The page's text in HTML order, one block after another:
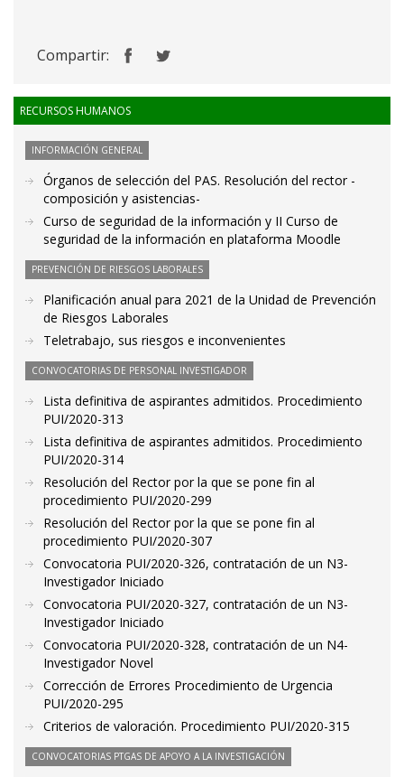
Compartir:
RECURSOS HUMANOS
INFORMACIÓN GENERAL
Órganos de selección del PAS. Resolución del rector -
composición y asistencias-
Curso de seguridad de la información y II Curso de
seguridad de la información en plataforma Moodle
PREVENCIÓN DE RIESGOS LABORALES
Planificación anual para 2021 de la Unidad de Prevención
de Riesgos Laborales
Teletrabajo, sus riesgos e inconvenientes
CONVOCATORIAS DE PERSONAL INVESTIGADOR
Lista definitiva de aspirantes admitidos. Procedimiento
PUI/2020-313
Lista definitiva de aspirantes admitidos. Procedimiento
PUI/2020-314
Resolución del Rector por la que se pone fin al
procedimiento PUI/2020-299
Resolución del Rector por la que se pone fin al
procedimiento PUI/2020-307
Convocatoria PUI/2020-326, contratación de un N3-
Investigador Iniciado
Convocatoria PUI/2020-327, contratación de un N3-
Investigador Iniciado
Convocatoria PUI/2020-328, contratación de un N4-
Investigador Novel
Corrección de Errores Procedimiento de Urgencia
PUI/2020-295
Criterios de valoración. Procedimiento PUI/2020-315
CONVOCATORIAS PTGAS DE APOYO A LA INVESTIGACIÓN